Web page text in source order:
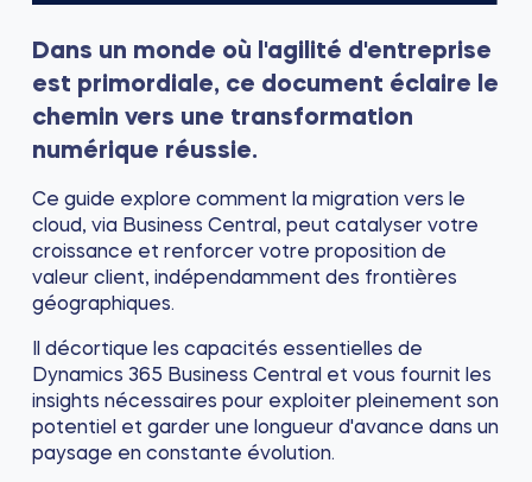
Dans un monde où l'agilité d'entreprise
est primordiale, ce document éclaire le
chemin vers une transformation
numérique réussie.
Ce guide explore comment la migration vers le
cloud, via Business Central, peut catalyser votre
croissance et renforcer votre proposition de
valeur client, indépendamment des frontières
géographiques.
Il décortique les capacités essentielles de
Dynamics 365 Business Central et vous fournit les
insights nécessaires pour exploiter pleinement son
potentiel et garder une longueur d'avance dans un
paysage en constante évolution.